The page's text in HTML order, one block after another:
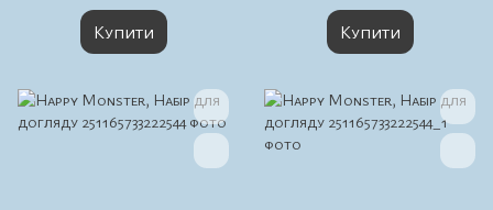
паста), в коробочці,
DS_HAPPY MONSTER,
уп.2*500
Купити Купити